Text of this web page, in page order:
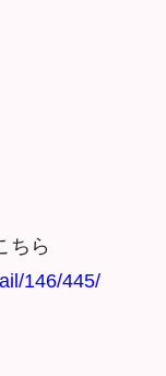
ちら
146/445/